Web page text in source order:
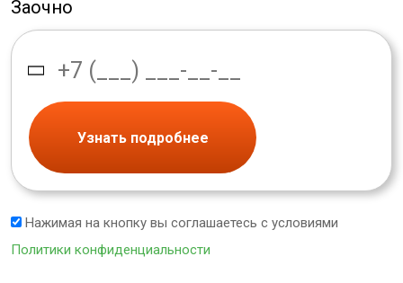
Заочно
Узнать подробнее
Нажимая на кнопку вы соглашаетесь с условиями
Политики конфиденциальности